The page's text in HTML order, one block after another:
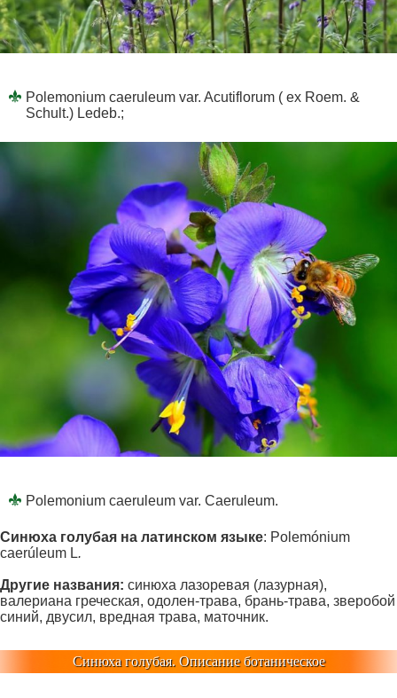
Polemonium caeruleum var. Acutiflorum ( ex Roem. &
Schult.) Ledeb.;
Polemonium caeruleum var. Caeruleum.
Синюха голубая на латинском языке: Polemónium
caerúleum L.
Другие названия: синюха лазоревая (лазурная),
валериана греческая, одолен-трава, брань-трава, зверобой
синий, двусил, вредная трава, маточник.
Синюха голубая. Описание ботаническое